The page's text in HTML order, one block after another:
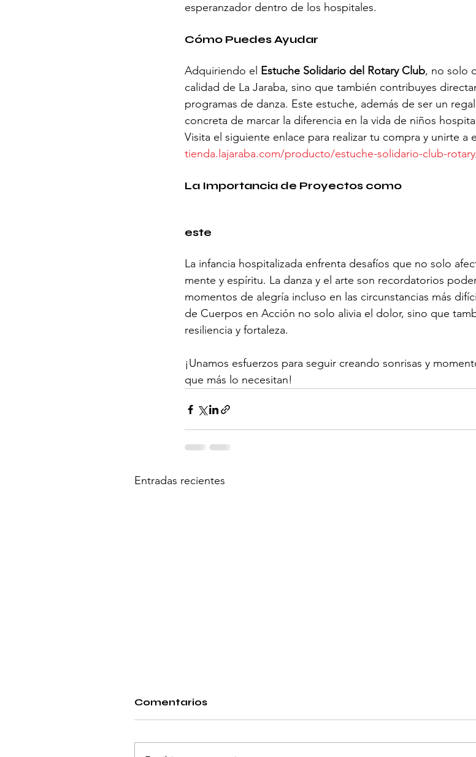
esperanzador dentro de los hospitales.
Cómo Puedes Ayudar
Adquiriendo el Estuche Solidario del Rotary Club, no solo
calidad de La Jaraba, sino que también contribuyes
programas de danza. Este estuche, además de ser un
concreta de marcar la diferencia en la vida de niños
Visita el siguiente enlace para realizar tu compra y unirte a
tienda.lajaraba.com/producto/estuche-solidario-club-
La Importancia de Proyectos como
este
La infancia hospitalizada enfrenta desafíos que no solo
mente y espíritu. La danza y el arte son recordatorios
momentos de alegría incluso en las circunstancias más
de Cuerpos en Acción no solo alivia el dolor, sino que
resiliencia y fortaleza.
¡Unamos esfuerzos para seguir creando sonrisas y
que más lo necesitan!
Entradas recientes
Comentarios